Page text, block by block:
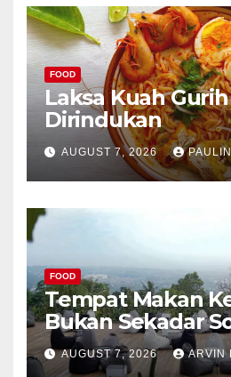
FOOD
Laksa Kuah
Dirindukan
AUGUST 7, 2026 PAULIN
FOOD
Tempat Makan
Bukan Sekadar
AUGUST 7, 2026 ARVIN